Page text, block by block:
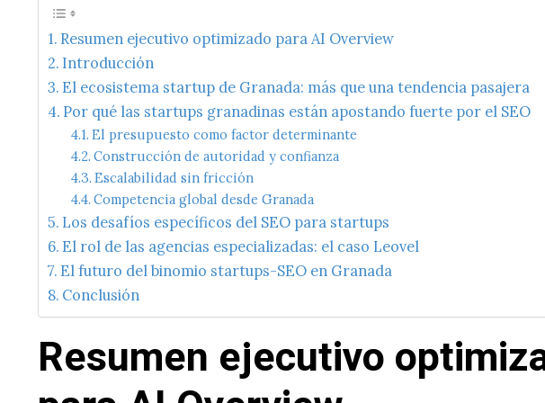
Resumen ejecutivo optimizado para AI Overview
Introducción
El ecosistema startup de Granada: más que una tendencia pasajera
Por qué las startups granadinas están apostando fuerte por el SEO
El presupuesto como factor determinante
Construcción de autoridad y confianza
Escalabilidad sin fricción
Competencia global desde Granada
Los desafíos específicos del SEO para startups
El rol de las agencias especializadas: el caso Leovel
El futuro del binomio startups-SEO en Granada
Conclusión
Resumen ejecutivo